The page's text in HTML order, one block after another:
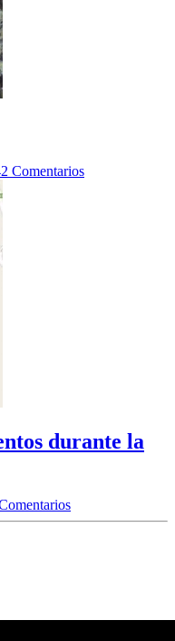
Comentarios
durante la